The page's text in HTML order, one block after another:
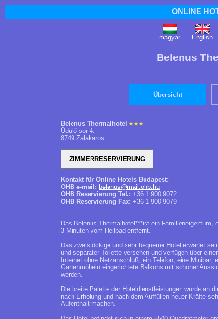
ONLINE
magyar English
Belenus
Übersicht
Belenus Thermalhotel
Üdülő sor 4.
8749 Zalakaros
Kontakt für Online Hotels Budapest:
OHB e-mail: belenus@mail.ohb.hu
OHB Reservierung Tel.: +36 1 900 9072
OHB Reservierung Fax: +36 1 900 9079
Das Belenus Thermalhotel***ist ein
3 Minuten vom Heilbad entfernt.
Das zweistöckige und sehr bequeme Hotel erwartet
und separater Toilette versehen und verfügen über
Internet ohne Netzanschluß, ein Telefon, eine
Gartenmöbeln eingerichtete Balkons mit schöner
werden.
Die breite Palette der Hoteldienstleistungen wurde an
nach Erholung und nach dem Auffüllen neuer Kräfte
Aufenthalt machen.